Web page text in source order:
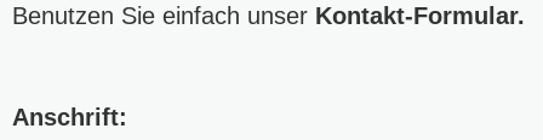
Benutzen Sie einfach unser Kontakt-Formular.
Anschrift: